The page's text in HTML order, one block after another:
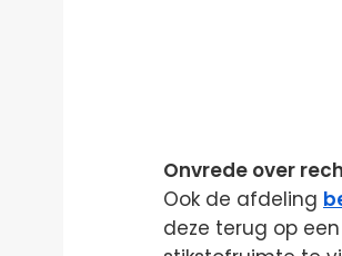
Onvrede over
Ook de afdeling
deze terug op